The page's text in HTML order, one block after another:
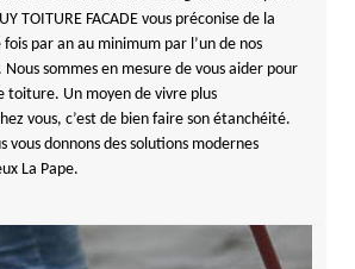
TOITURE FACADE vous préconise de la
par an au minimum par l’un de nos
sommes en mesure de vous aider pour
toiture. Un moyen de vivre plus
vous, c’est de bien faire son étanchéité.
vous donnons des solutions modernes
La Pape.